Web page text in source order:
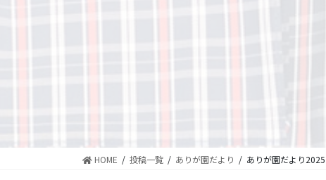
HOME 投稿一覧 ありが園だより ありが園だより